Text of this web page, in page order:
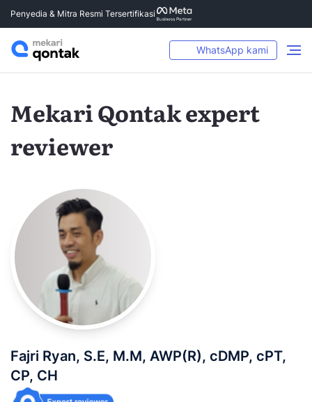
Penyedia & Mitra Resmi Tersertifikasi
WhatsApp kami
Mekari Qontak expert
reviewer
Fajri Ryan, S.E, M.M, AWP(R), cDMP, cPT,
CP, CH